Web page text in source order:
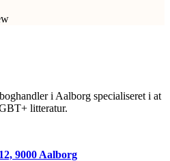
i Aalborg specialiseret i at
litteratur.
9000 Aalborg